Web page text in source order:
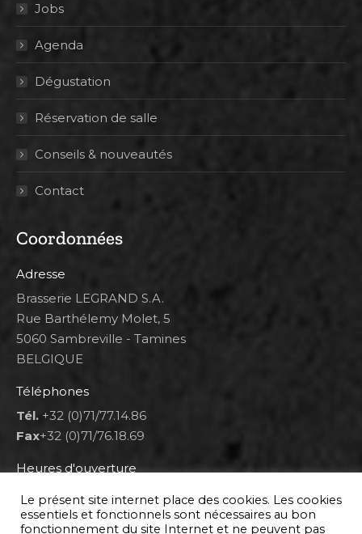
Jobs
Agenda
Dégustation
Réservation de salle
Conseils & nouveautés
Contact
Coordonnées
Adresse
Brasserie LEGRAND S.A.
Rue Barthélemy Molet, 5
5060 Sambreville - Tamines
BELGIQUE
Téléphones
Tél. +32 (0)71/77.14.86
Fax+32 (0)71/76.18.69
Heures d'ouverture
Lun 8h00-12h00 et 12h30-14h30
Mar au ven 8h00-12h00 et 12h30-17h00
Le présent site internet place des cookies. Les cookies
essentiels et fonctionnels sont nécessaires au bon
fonctionnement du site Internet et ne peuvent pas